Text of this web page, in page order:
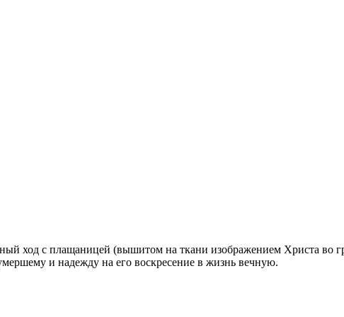
ход с плащаницей (вышитом на ткани изображением Христа во
и надежду на его воскресение в жизнь вечную.